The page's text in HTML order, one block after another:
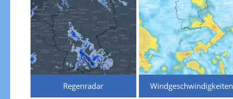
Regenradar Windgeschwindigkeiten